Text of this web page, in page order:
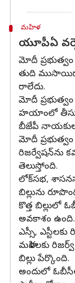
మహిళ
యూపీఏ
మోదీ
తుది
రాలేదు.
మోదీ
హయాంలో
బీజేపీ
మోదీ
రిజర్వేషన్‌ను
తెలుస్తోంది.
లోక్‌సభ,
బిల్లును
కొత్త బిల్లులో
అవకాశం ఉంది.
ఎస్సీ,
మహిళలకు
బిల్లు పేర్కొంది.
అందులో